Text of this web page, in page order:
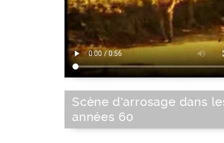
Scène d'arrosage dans
années 60